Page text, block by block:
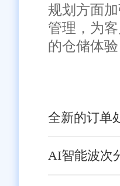
规划方面
管理，为
的仓储体验
全新的订单
AI智能波次